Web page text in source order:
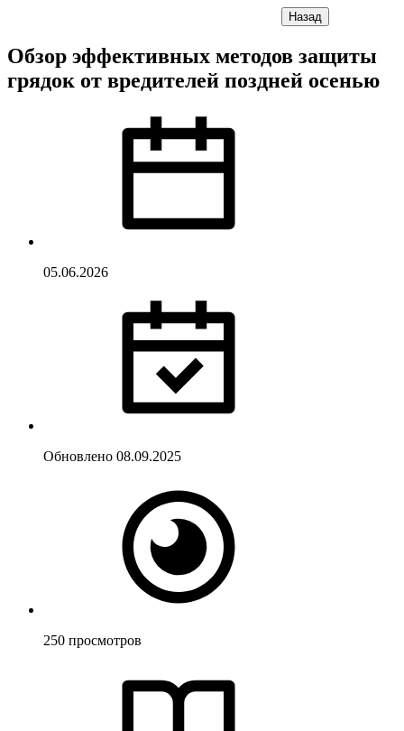
Назад
Обзор эффективных методов защиты
грядок от вредителей поздней осенью
05.06.2026
Обновлено 08.09.2025
250 просмотров